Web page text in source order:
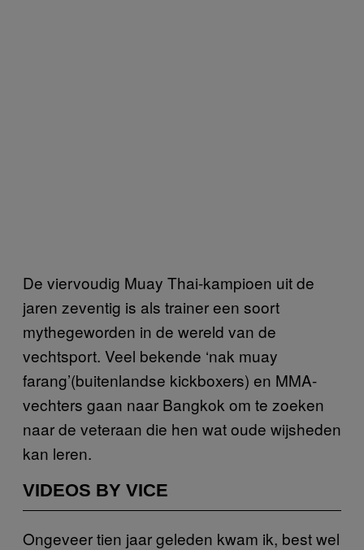
De viervoudig Muay Thai-kampioen uit de
jaren zeventig is als trainer een soort
mythegeworden in de wereld van de
vechtsport. Veel bekende ‘nak muay
farang’(buitenlandse kickboxers) en MMA-
vechters gaan naar Bangkok om te zoeken
naar de veteraan die hen wat oude wijsheden
kan leren.
VIDEOS BY VICE
Ongeveer tien jaar geleden kwam ik, best wel